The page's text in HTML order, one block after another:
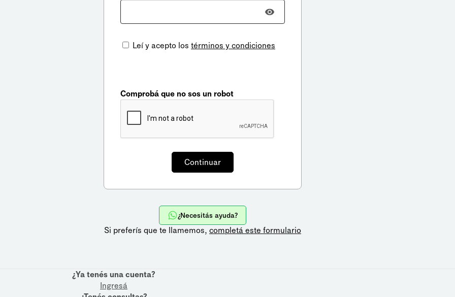
Leí y acepto los términos y condiciones
Comprobá que no sos un robot
¿Necesitás ayuda?
Si preferís que te llamemos, completá este formulario
¿Ya tenés una cuenta?
Ingresá